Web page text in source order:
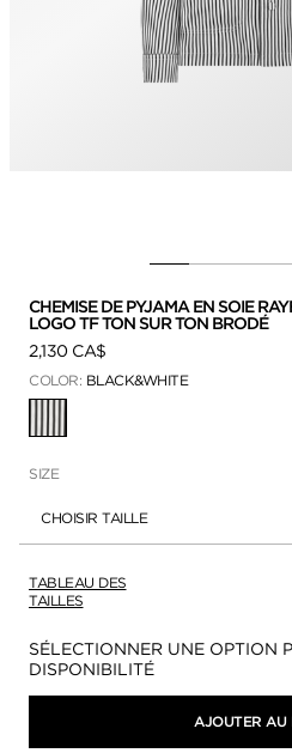
CHEMISE DE PYJAMA EN SOIE
LOGO TF TON SUR TON BRODÉ
2,130 CA$
COLOR: BLACK&WHITE
SÉLECTIONNÉ
SIZE
CHOISIR TAILLE
TABLEAU DES
TAILLES
Disponibilité:
SÉLECTIONNER UNE OPTION
DISPONIBILITÉ
AJOUTER AU